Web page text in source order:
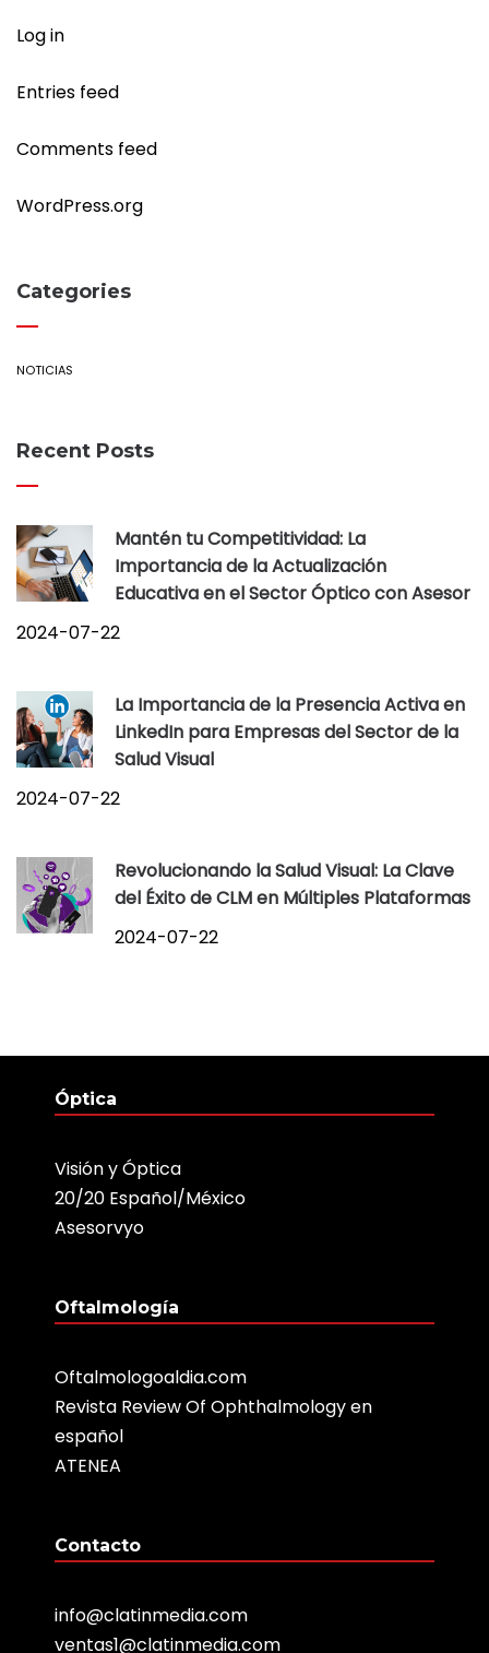
Log in
Entries feed
Comments feed
WordPress.org
Categories
NOTICIAS
Recent Posts
Mantén tu Competitividad: La
Importancia de la Actualización
Educativa en el Sector Óptico con Asesor
2024-07-22
La Importancia de la Presencia Activa en
LinkedIn para Empresas del Sector de la
Salud Visual
2024-07-22
Revolucionando la Salud Visual: La Clave
del Éxito de CLM en Múltiples Plataformas
2024-07-22
Óptica
Visión y Óptica
20/20 Español/México
Asesorvyo
Oftalmología
Oftalmologoaldia.com
Revista Review Of Ophthalmology en
español
ATENEA
Contacto
info@clatinmedia.com
ventas1@clatinmedia.com